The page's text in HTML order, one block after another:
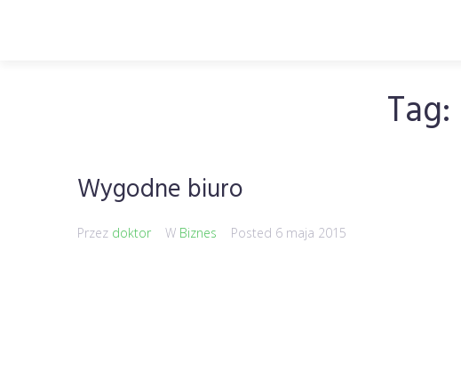
Tag:
Wygodne biuro
Przez doktor W Biznes Posted 6 maja 2015